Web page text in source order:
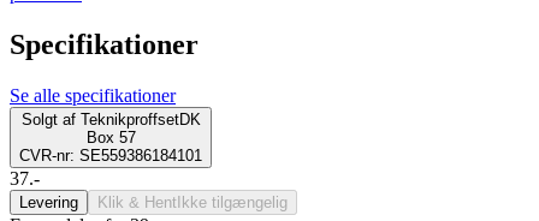
Specifikationer
Se alle specifikationer
Solgt af TeknikproffsetDK
Box 57
CVR-nr: SE559386184101
37.-
Levering Klik & Hent Ikke tilgængelig